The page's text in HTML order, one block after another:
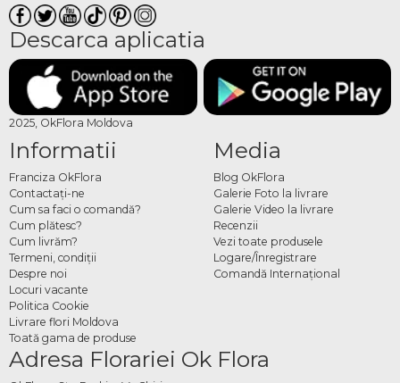
Descarca aplicatia
2025, OkFlora Moldova
Informatii
Franciza OkFlora
Contactaţi-ne
Cum sa faci o comandă?
Cum plătesc?
Cum livrăm?
Termeni, condiţii
Despre noi
Locuri vacante
Politica Cookie
Livrare flori Moldova
Toată gama de produse
Media
Blog OkFlora
Galerie Foto la livrare
Galerie Video la livrare
Recenzii
Vezi toate produsele
Logare/Înregistrare
Comandă Internațional
Adresa Florariei Ok Flora